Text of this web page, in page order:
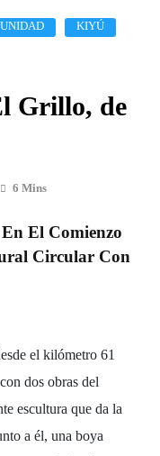
KIYÚ
Grillo, de
6 Mins
El Comienzo
Circular Con
el kilómetro 61
dos obras del
escultura que da la
a él, una boya